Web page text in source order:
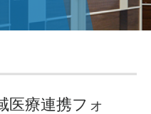
医療連携フォ